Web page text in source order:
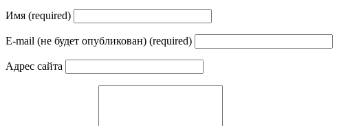
Имя (required)
E-mail (не будет опубликован) (required)
Адрес сайта